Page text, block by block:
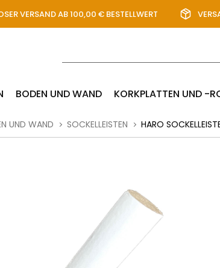
VERSAND AB 100,00 € BESTELLWERT
BODEN UND WAND KORKPLATTEN UND -
UND WAND SOCKELLEISTEN HARO